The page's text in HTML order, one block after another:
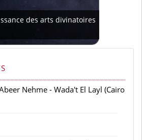
des arts divinatoires
Nehme - Wada't El Layl (Cairo